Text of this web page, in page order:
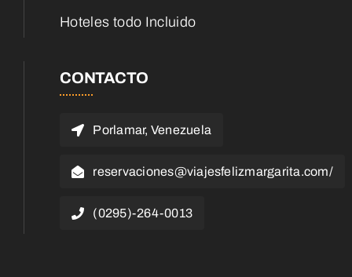
Hoteles todo Incluido
CONTACTO
Porlamar, Venezuela
reservaciones@viajesfelizmargarita.com/
(0295)-264-0013